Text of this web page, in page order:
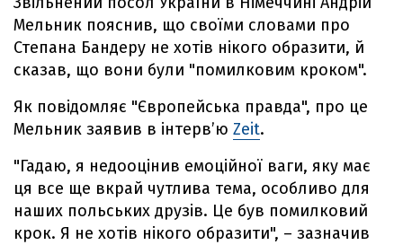
Мельник пояснив, що своїми словами про
Степана Бандеру не хотів нікого образити, й
сказав, що вони були "помилковим кроком".
Як повідомляє "Європейська правда", про це
Мельник заявив в інтерв’ю Zeit.
"Гадаю, я недооцінив емоційної ваги, яку має
ця все ще вкрай чутлива тема, особливо для
наших польських друзів. Це був помилковий
крок. Я не хотів нікого образити", – зазначив